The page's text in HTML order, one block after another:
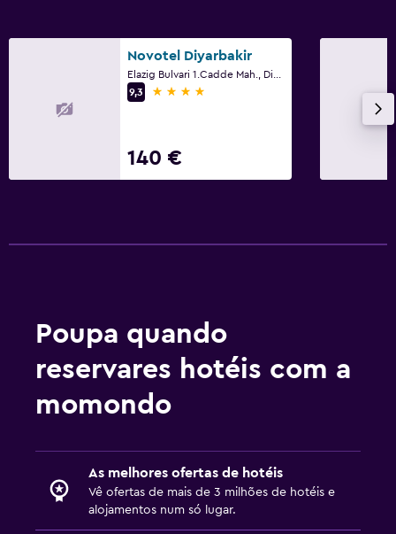
Pisos superiores acessíveis por elevador
Área para fumadores
Saúde e segurança
CCTV fora da propriedade
Novotel Diyarbakir
9,3
4 estrelas
140 €
Poupa quando
reservares hotéis com a
momondo
As melhores ofertas de hotéis
Vê ofertas de mais de 3 milhões de hotéis e
alojamentos num só lugar.